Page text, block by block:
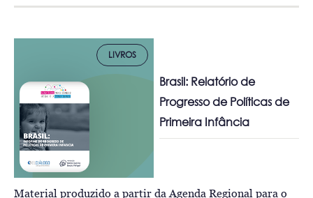
LIVROS
Brasil: Relatório de
Progresso de Políticas de
Primeira Infância
Material produzido a partir da Agenda Regional para o